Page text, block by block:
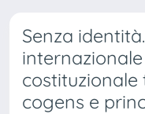
Senza
costituzionale
cogens e